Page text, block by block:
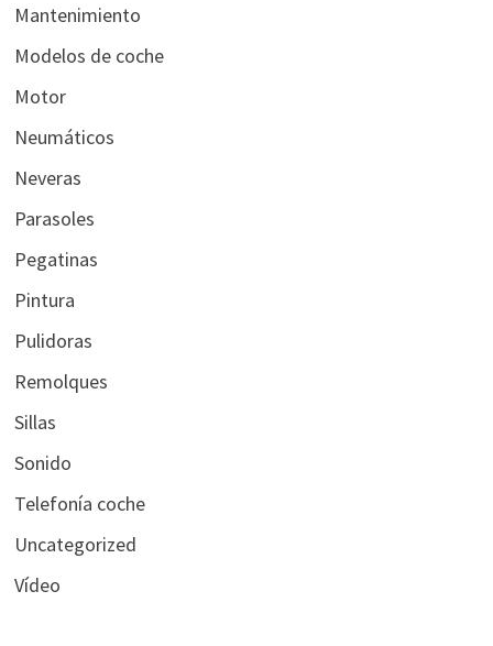
Mantenimiento
Modelos de coche
Motor
Neumáticos
Neveras
Parasoles
Pegatinas
Pintura
Pulidoras
Remolques
Sillas
Sonido
Telefonía coche
Uncategorized
Vídeo